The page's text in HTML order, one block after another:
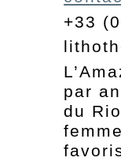
+33
par
du